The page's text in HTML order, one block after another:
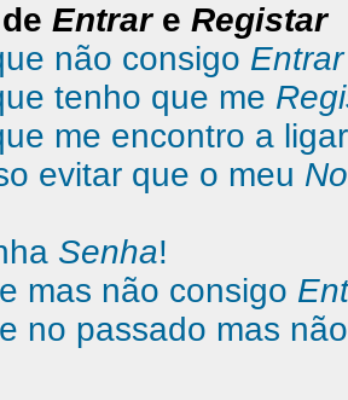
Entrare Registar
não consigo Entrar
tenho que me
me encontro a
evitar que o meu
Senha!
mas não consigo
no passado mas